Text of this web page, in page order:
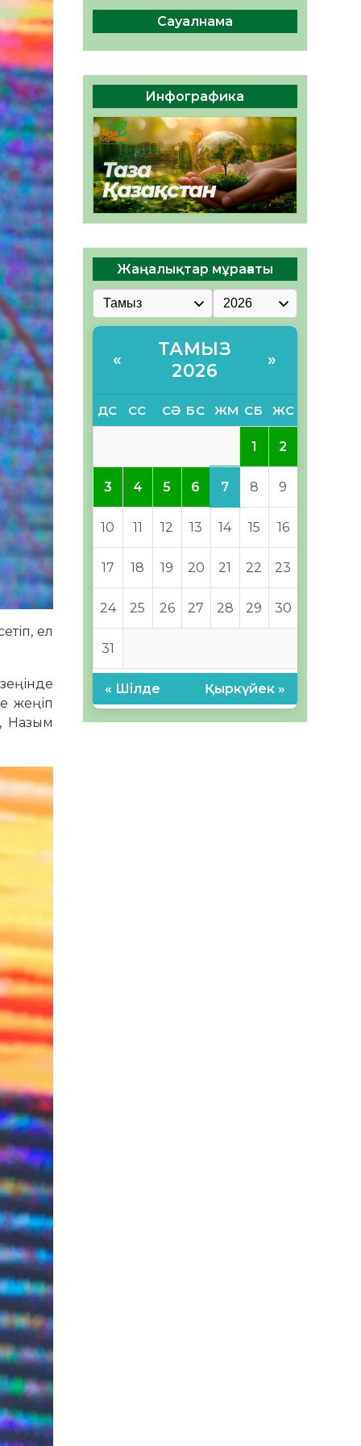
ел
жеңіп
Назым
беруге дайын
ӘРБІР ДАУЫС – ҚОҒАМ
ДАМУЫНА ҚОСЫЛҒАН
ҮЛЕС
05.08.2026
36 0
Сауалнама
Инфографика
Жаңалықтар мұрағаты
«
ТАМЫЗ
2026
»
ДС СС СӘ БС ЖМ СБ ЖС
1 2
3 4 5 6 7 8 9
10 11 12 13 14 15 16
17 18 19 20 21 22 23
24 25 26 27 28 29 30
31
« Шілде Қыркүйек »